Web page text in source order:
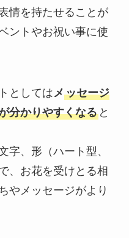
情を持たせることが
ントやお祝い事に使
としては メッセージ
分かりやすくなると
字、形（ハート型、
、お花を受けとる相
やメッセージがより